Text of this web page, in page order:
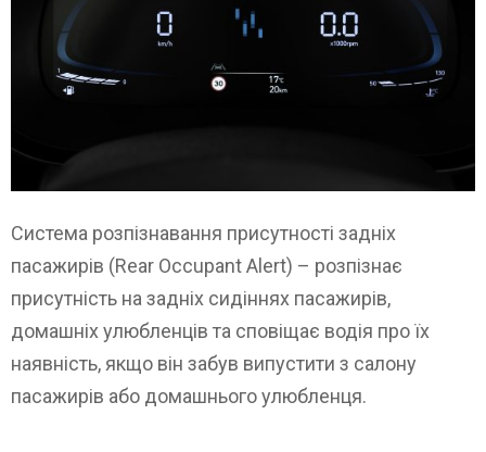
Система розпізнавання присутності задніх
пасажирів (Rear Occupant Alert) – розпізнає
присутність на задніх сидіннях пасажирів,
домашніх улюбленців та сповіщає водія про їх
наявність, якщо він забув випустити з салону
пасажирів або домашнього улюбленця.